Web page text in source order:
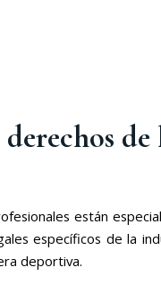
de
están
específicos de la
deportiva.